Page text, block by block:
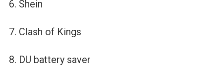
6. Shein
7. Clash of Kings
8. DU battery saver